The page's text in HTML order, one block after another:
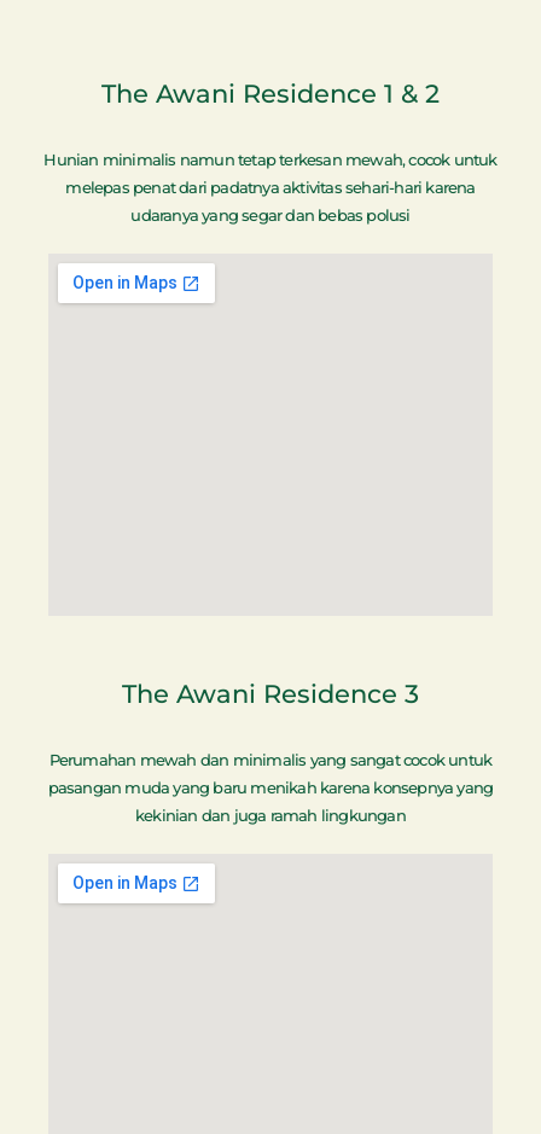
The Awani Residence 1 & 2
Hunian minimalis namun tetap terkesan mewah, cocok untuk
melepas penat dari padatnya aktivitas sehari-hari karena
udaranya yang segar dan bebas polusi
The Awani Residence 3
Perumahan mewah dan minimalis yang sangat cocok untuk
pasangan muda yang baru menikah karena konsepnya yang
kekinian dan juga ramah lingkungan